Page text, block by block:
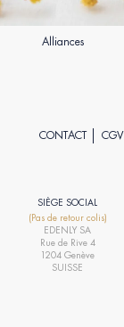
Alliances
CONTACT CGV
SIÈGE SOCIAL
(Pas de retour colis)
EDENLY SA
Rue de Rive 4
1204 Genève
SUISSE